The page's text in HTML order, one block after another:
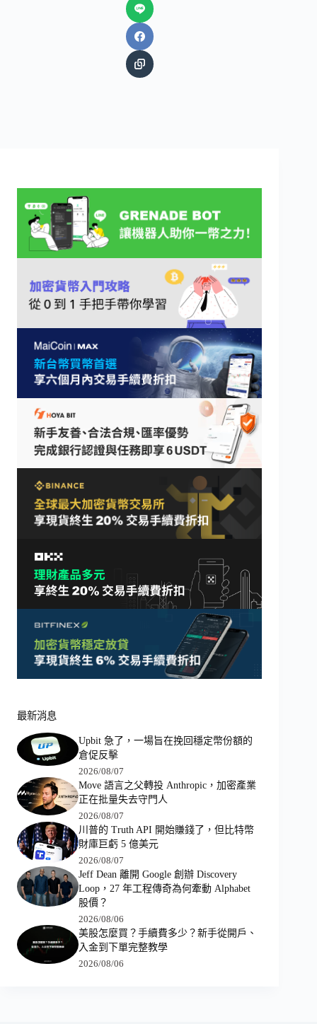
最新消息
Upbit 急了，一場旨在挽回穩定幣份額的
倉促反擊
2026/08/07
Move 語言之父轉投 Anthropic，加密產業
正在批量失去守門人
2026/08/07
川普的 Truth API 開始賺錢了，但比特幣
財庫巨虧 5 億美元
2026/08/07
Jeff Dean 離開 Google 創辦 Discovery
Loop，27 年工程傳奇為何牽動 Alphabet
股價？
2026/08/06
美股怎麼買？手續費多少？新手從開戶、
入金到下單完整教學
2026/08/06